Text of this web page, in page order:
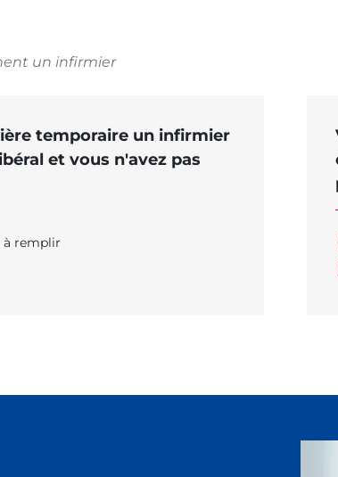
un infirmier
temporaire un infirmier
et vous n'avez pas
à remplir